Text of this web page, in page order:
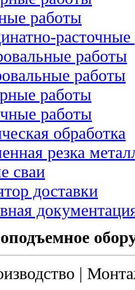
работы
работы
работы
работы
работы
обработка
резка
сваи
доставки
|